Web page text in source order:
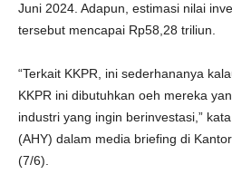
Juni 2024. Adapun, estimasi nilai
tersebut mencapai Rp58,28 triliun.
“Terkait KKPR, ini sederhananya
KKPR ini dibutuhkan oeh mereka
industri yang ingin berinvestasi,”
(AHY) dalam media briefing di
(7/6).